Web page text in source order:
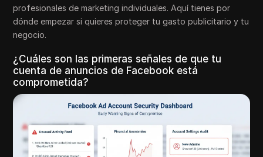
profesionales de marketing individuales. Aquí tienes por
dónde empezar si quieres proteger tu gasto publicitario y tu
negocio.
¿Cuáles son las primeras señales de que tu
cuenta de anuncios de Facebook está
comprometida?